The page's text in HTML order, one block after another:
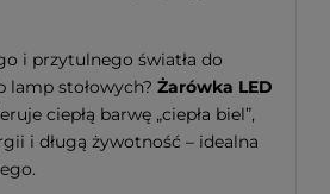
i przytulnego światła do
lamp stołowych? Żarówka LED
ciepłą barwę „ciepła biel”,
i długą żywotność – idealna